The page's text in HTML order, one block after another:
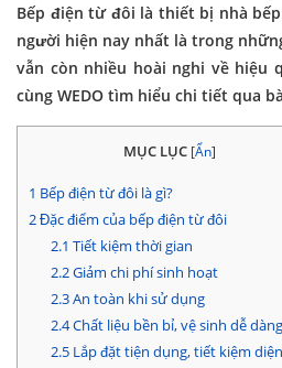
Bếp điện từ đôi là thiết bị nhà
người hiện nay nhất là trong
vẫn còn nhiều hoài nghi về hiệu
cùng WEDO tìm hiểu chi tiết qua
MỤC LỤC [Ẩn]
1 Bếp điện từ đôi là gì?
2Đặc điểm của bếp điện từ đôi
2.1 Tiết kiệm thời gian
2.2Giảm chi phí sinh hoạt
2.3An toàn khi sử dụng
2.4Chất liệu bền bỉ, vệ sinh dễ dàng
2.5Lắp đặt tiện dụng, tiết kiệm